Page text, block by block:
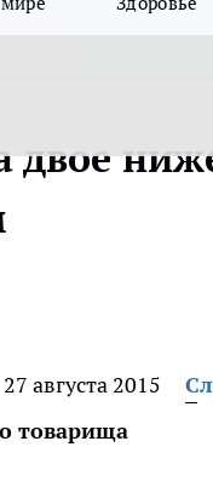
двое
27 августа 2015
товарища